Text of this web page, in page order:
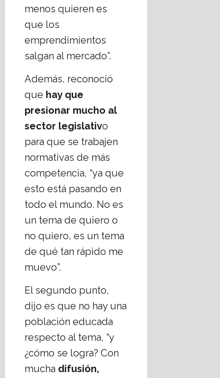
menos quieren es
que los
emprendimientos
salgan al mercado”.
Además, reconoció
que hay que
presionar mucho al
sector legislativo
para que se trabajen
normativas de más
competencia, “ya que
esto está pasando en
todo el mundo. No es
un tema de quiero o
no quiero, es un tema
de qué tan rápido me
muevo”.
El segundo punto,
dijo es que no hay una
población educada
respecto al tema, “y
¿cómo se logra? Con
mucha difusión,